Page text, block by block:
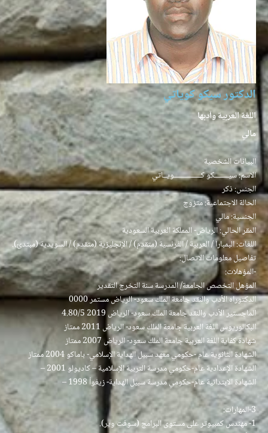
الدكتور سيكو كوياتي
اللغة العربية وآدبها
مالي
البيانات الشخصية
الاسم: سيــــــــكو كـــــــــــــــويــاتي
الجنس: ذكر
الحالة الاجتماعية: متزوج
الجنسية: مالي
المقر الحالي: الرياض- المملكة العربية السعودية
اللغات: البمبارا / العربية / الفرنسية (متقدم) / الإنجليزية (متقدم) / السويدية (مبتدئ).
تفاصيل معلومات الاتصال:
-المؤهلات:
المؤهل التخصص الجامعة/ المدرسة سنة التخرج التقدير
الدكتوراه الأدب والنقد جامعة الملك سعود- الرياض مستمر 0000
الماجستير الأدب والنقد جامعة الملك سعود- الرياض 2019 4.80/5
البكالوريوس اللغة العربية جامعة الملك سعود- الرياض 2011 ممتاز
شهادة كفاية اللغة العربية جامعة الملك سعود- الرياض 2007 ممتاز
الشهادة الثانوية عام -حكومي معهد سبيل الهداية الإسلامي- باماكو 2004 ممتاز
الشهادة الإعدادية عام-حكومي مدرسة التربية الإسلامية – كاديولو 2001 –
الشهادة الابتدائية عام-حكومي مدرسة سبيل الهداية- زيغوأ 1998 –
3-المهارات:
1- مهندس كمبيوتر على مستوى البرامج (سوفت وير).